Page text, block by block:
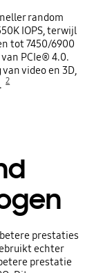
random
IOPS, terwijl
tot 7450/6900
PCIe® 4.0.
video en 3D,
2
prestaties
echter
prestatie